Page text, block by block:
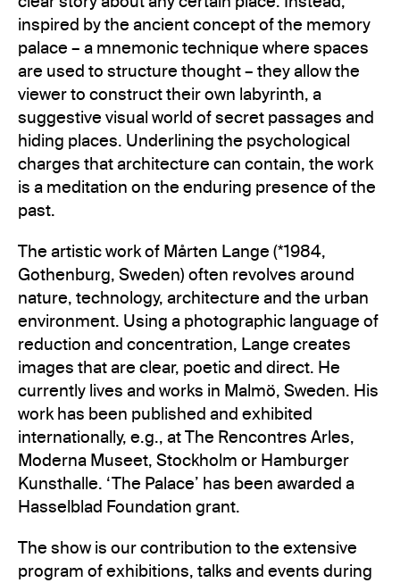
inspired by the ancient concept of the memory
palace – a mnemonic technique where spaces
are used to structure thought – they allow the
viewer to construct their own labyrinth, a
suggestive visual world of secret passages and
hiding places. Underlining the psychological
charges that architecture can contain, the work
is a meditation on the enduring presence of the
past.
The artistic work of Mårten Lange (*1984,
Gothenburg, Sweden) often revolves around
nature, technology, architecture and the urban
environment. Using a photographic language of
reduction and concentration, Lange creates
images that are clear, poetic and direct. He
currently lives and works in Malmö, Sweden. His
work has been published and exhibited
internationally, e.g., at The Rencontres Arles,
Moderna Museet, Stockholm or Hamburger
Kunsthalle. ‘The Palace’ has been awarded a
Hasselblad Foundation grant.
The show is our contribution to the extensive
program of exhibitions, talks and events during